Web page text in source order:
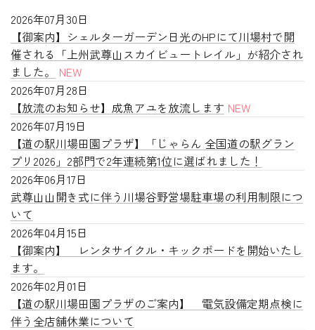
2026年07月30日
【御案内】シェルターガーデン日光のHPにて川場村で開
催される「上州武尊山スカイビュートレイル」が紹介され
ました。
2026年07月28日
【放流のお知らせ】成魚アユを放流します
2026年07月19日
【道の駅川場田園プラザ】「じゃらん 全国道の駅グラン
プリ2026」2部門で2年連続第1位に選ばれました！
2026年06月17日
武尊山山開き式に伴う川場谷野営場駐車場の利用制限につ
いて
2026年04月15日
【御案内】 レンタサイクル・キックボードを開始いたし
ます。
2026年02月01日
【道の駅川場田園プラザのご案内】 電気設備定期点検に
伴う全店舗休業について